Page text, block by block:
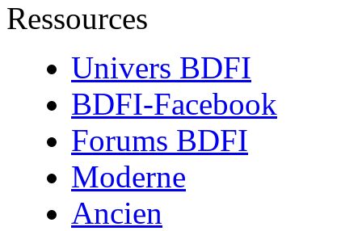
Ressources
Univers BDFI
BDFI-Facebook
Forums BDFI
Moderne
Ancien